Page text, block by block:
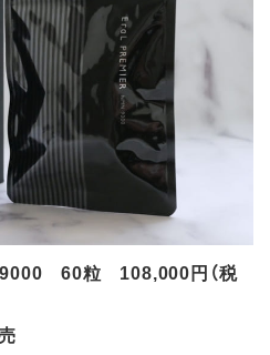
9000 60粒 108,000円（税